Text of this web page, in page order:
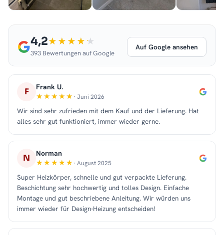
4,2
393 Bewertungen auf Google
Auf Google ansehen
F Frank U.
· Juni 2026
Wir sind sehr zufrieden mit dem Kauf und der Lieferung. Hat
alles sehr gut funktioniert, immer wieder gerne.
N Norman
· August 2025
Super Heizkörper, schnelle und gut verpackte Lieferung.
Beschichtung sehr hochwertig und tolles Design. Einfache
Montage und gut beschriebene Anleitung. Wir würden uns
immer wieder für Design-Heizung entscheiden!